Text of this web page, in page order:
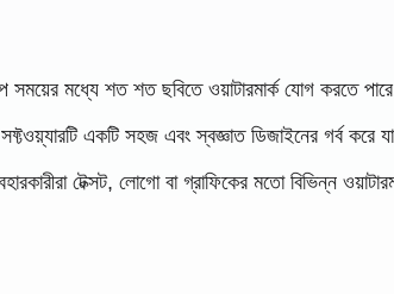
সময়ের মধ্যে শত শত ছবিতে ওয়াটারমার্ক যোগ করতে
সফ্টওয়্যারটি একটি সহজ এবং স্বজ্ঞাত ডিজাইনের গর্ব
টেক্সট, লোগো বা গ্রাফিকের মতো বিভিন্ন